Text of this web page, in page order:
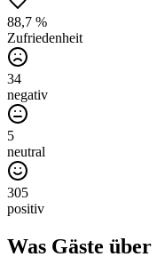
88,7 %
Zufriedenheit
34
negativ
5
neutral
305
positiv
Was Gäste über